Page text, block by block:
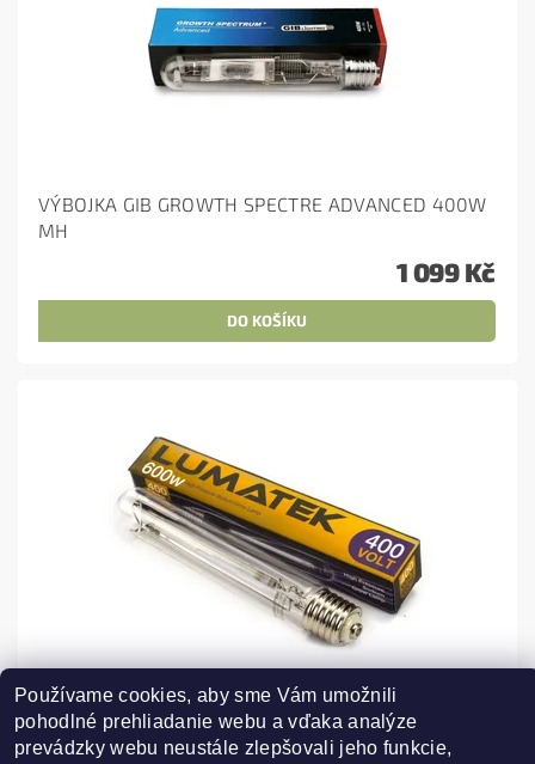
VÝBOJKA GIB GROWTH SPECTRE ADVANCED 400W
MH
1 099 Kč
VÝBOJKA LUMATEK 600W DUAL SPECTRUM HPS
400V
Používame cookies, aby sme Vám umožnili
pohodlné prehliadanie webu a vďaka analýze
prevádzky webu neustále zlepšovali jeho funkcie,